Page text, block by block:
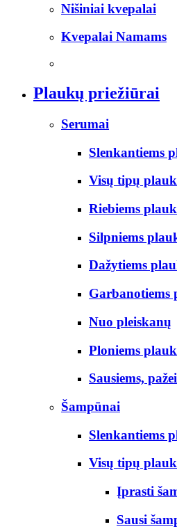
Nišiniai kvepalai
Kvepalai Namams
Plaukų priežiūrai
Serumai
Slenkantiems
Visų tipų
Riebiems
Silpniems
Dažytiems
Garbanotiems
Nuo pleiskanų
Ploniems
Sausiems,
Šampūnai
Slenkantiems
Visų tipų
Įprasti
Sausi